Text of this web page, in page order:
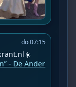
do 07:15
- De Ander